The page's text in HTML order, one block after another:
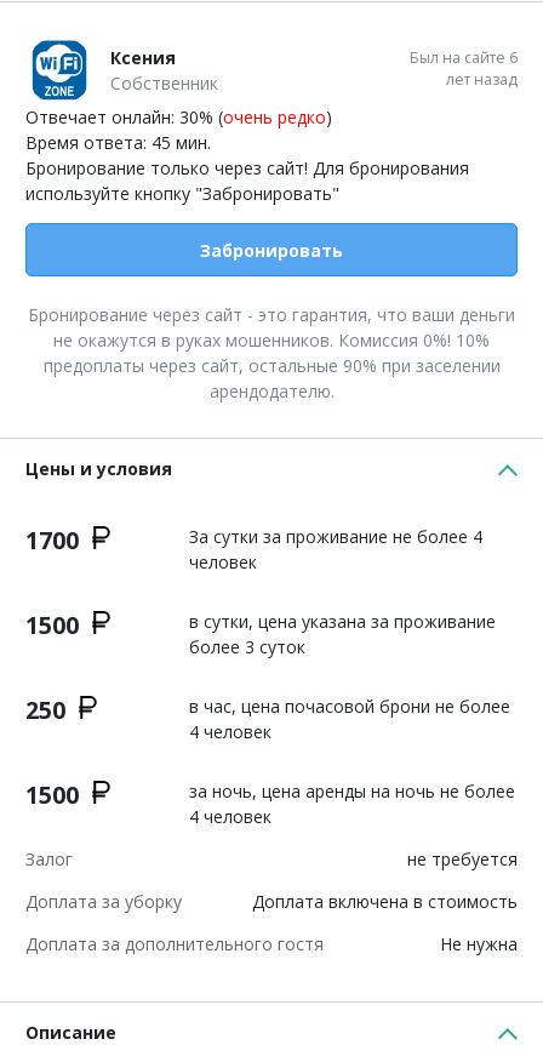
Ксения
Собственник
Был на сайте 6
лет назад
Отвечает онлайн: 30% (очень редко)
Время ответа: 45 мин.
Бронирование только через сайт! Для бронирования
используйте кнопку "Забронировать"
Забронировать
Бронирование через сайт - это гарантия, что ваши деньги
не окажутся в руках мошенников. Комиссия 0%! 10%
предоплаты через сайт, остальные 90% при заселении
арендодателю.
Цены и условия
1700
За сутки за проживание не более 4
человек
1500
в сутки, цена указана за проживание
более 3 суток
250
в час, цена почасовой брони не более
4 человек
1500
за ночь, цена аренды на ночь не более
4 человек
Залог
не требуется
Доплата за уборку
Доплата включена в стоимость
Доплата за дополнительного гостя
Не нужна
Описание